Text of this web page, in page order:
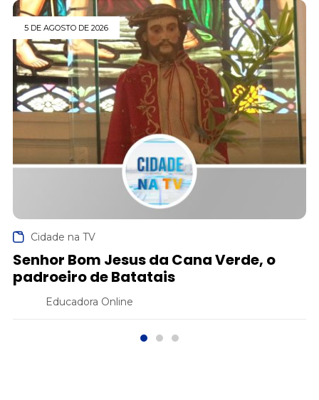
5 DE AGOSTO DE 2026
Cidade na TV
Senhor Bom Jesus da Cana Verde, o
padroeiro de Batatais
Educadora Online